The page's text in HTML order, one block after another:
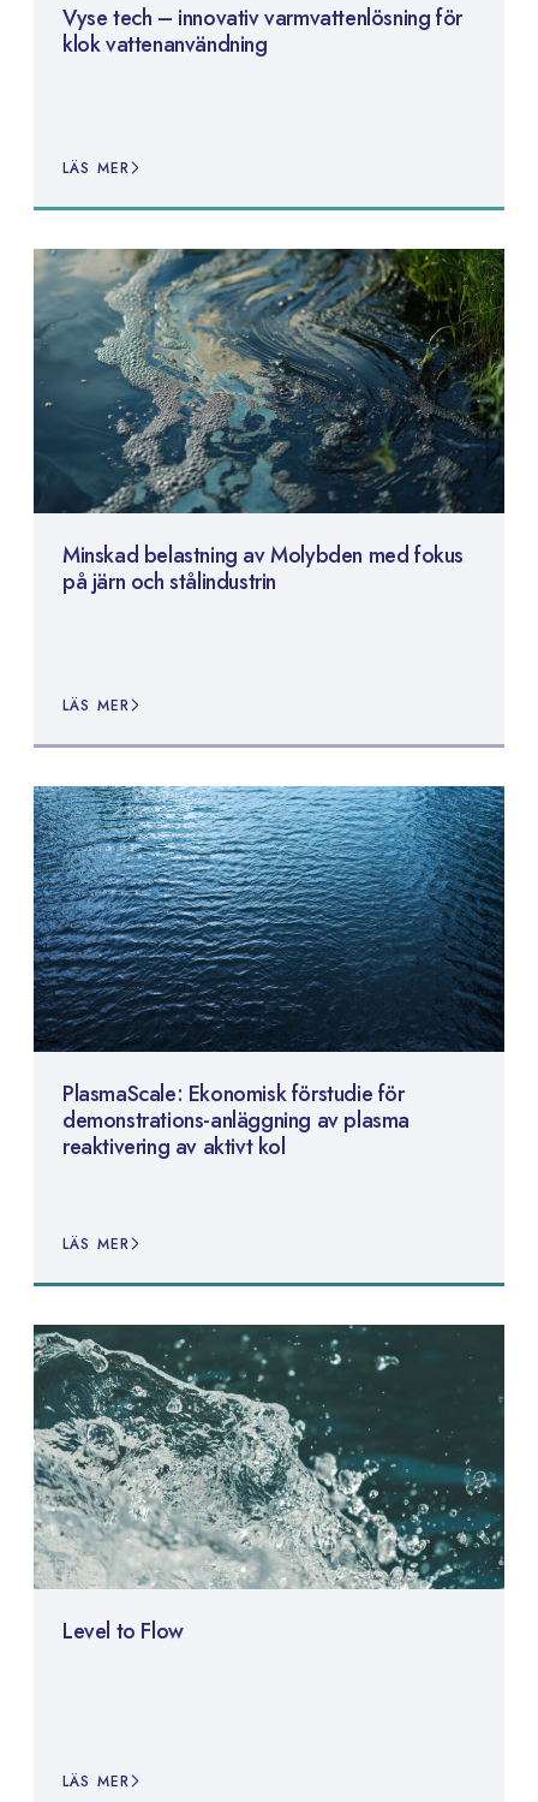
Vyse tech – innovativ varmvattenlösning för
klok vattenanvändning
LÄS MER
Minskad belastning av Molybden med fokus
på järn och stålindustrin
LÄS MER
PlasmaScale: Ekonomisk förstudie för
demonstrations-anläggning av plasma
reaktivering av aktivt kol
LÄS MER
Level to Flow
LÄS MER